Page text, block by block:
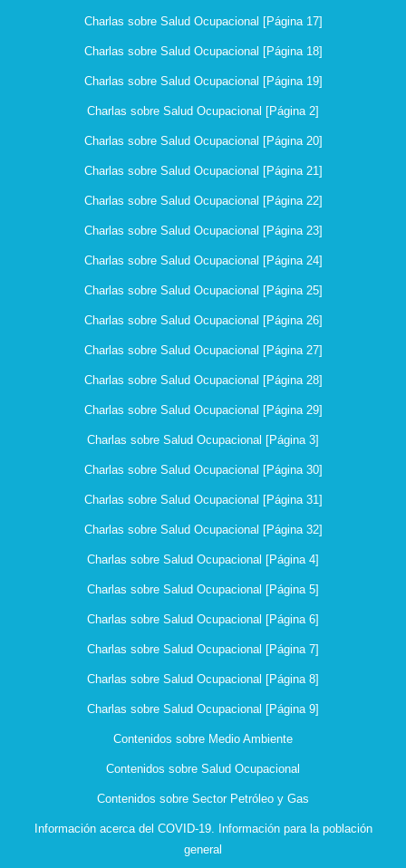
Charlas sobre Salud Ocupacional [Página 17]
Charlas sobre Salud Ocupacional [Página 18]
Charlas sobre Salud Ocupacional [Página 19]
Charlas sobre Salud Ocupacional [Página 2]
Charlas sobre Salud Ocupacional [Página 20]
Charlas sobre Salud Ocupacional [Página 21]
Charlas sobre Salud Ocupacional [Página 22]
Charlas sobre Salud Ocupacional [Página 23]
Charlas sobre Salud Ocupacional [Página 24]
Charlas sobre Salud Ocupacional [Página 25]
Charlas sobre Salud Ocupacional [Página 26]
Charlas sobre Salud Ocupacional [Página 27]
Charlas sobre Salud Ocupacional [Página 28]
Charlas sobre Salud Ocupacional [Página 29]
Charlas sobre Salud Ocupacional [Página 3]
Charlas sobre Salud Ocupacional [Página 30]
Charlas sobre Salud Ocupacional [Página 31]
Charlas sobre Salud Ocupacional [Página 32]
Charlas sobre Salud Ocupacional [Página 4]
Charlas sobre Salud Ocupacional [Página 5]
Charlas sobre Salud Ocupacional [Página 6]
Charlas sobre Salud Ocupacional [Página 7]
Charlas sobre Salud Ocupacional [Página 8]
Charlas sobre Salud Ocupacional [Página 9]
Contenidos sobre Medio Ambiente
Contenidos sobre Salud Ocupacional
Contenidos sobre Sector Petróleo y Gas
Información acerca del COVID-19. Información para la población
general